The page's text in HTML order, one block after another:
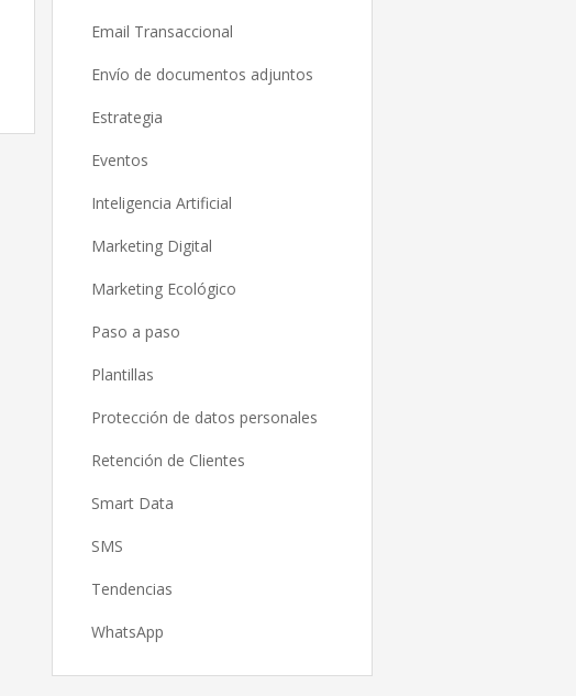
Email Transaccional
Envío de documentos adjuntos
Estrategia
Eventos
Inteligencia Artificial
Marketing Digital
Marketing Ecológico
Paso a paso
Plantillas
Protección de datos personales
Retención de Clientes
Smart Data
SMS
Tendencias
WhatsApp